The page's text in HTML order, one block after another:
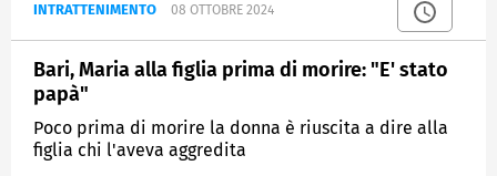
INTRATTENIMENTO 08 OTTOBRE 2024
Bari, Maria alla figlia prima di morire: "E' stato
papà"
Poco prima di morire la donna è riuscita a dire alla
figlia chi l'aveva aggredita